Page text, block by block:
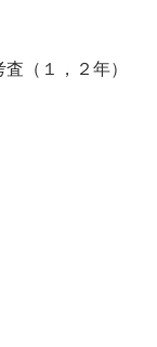
（１，２年）